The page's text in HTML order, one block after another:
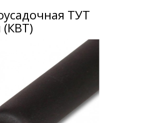
ТУТ
(КВТ)